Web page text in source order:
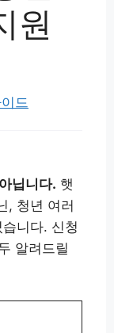
원
드
닙니다. 햇
, 청년 여러
니다. 신청
알려드릴